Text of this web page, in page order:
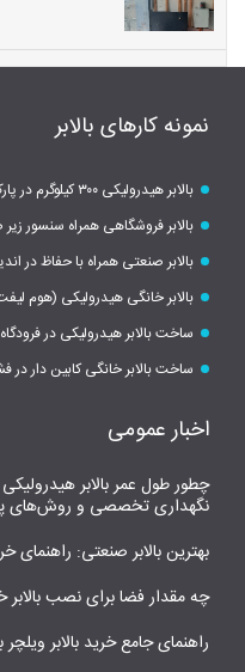
نمونه کارهای بالابر
بالابر هیدرولیکی ۳۰۰ کیلوگرم در پارک علم و فناوری گرمدره کرج
بالابر فروشگاهی همراه سنسور زیر
بالابر صنعتی همراه با حفاظ در
بالابر خانگی هیدرولیکی (هوم لیفت)
ساخت بالابر هیدرولیکی در
ساخت بالابر خانگی کابین دار در
اخبار عمومی
چطور طول عمر بالابر
نگهداری تخصصی و روش‌های
بهترین بالابر صنعتی:
چه مقدار فضا برای نصب
راهنمای جامع خرید بالابر